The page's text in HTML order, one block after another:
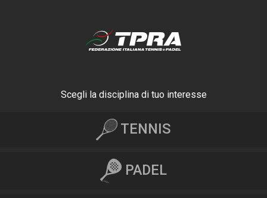
Scegli la disciplina di tuo interesse
TENNIS
PADEL